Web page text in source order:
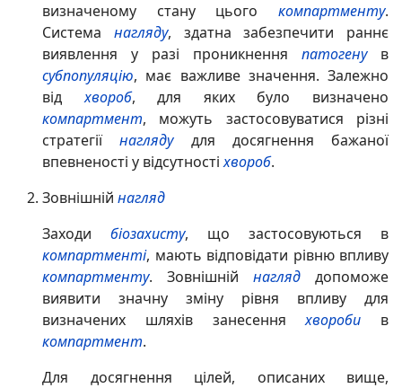
визначеному стану цього компартменту.
Система нагляду, здатна забезпечити раннє
виявлення у разі проникнення патогенув
субпопуляцію, має важливе значення. Залежно
від
хвороб, для яких було визначено
компартмент, можуть застосовуватися різні
стратегіїнаглядудля досягнення бажаної
впевненості у відсутності хвороб.
Зовнішній нагляд
Заходи біозахисту, що застосовуються в
компартменті, мають відповідати рівню впливу
компартменту. Зовнішній нагляд допоможе
виявити значну зміну рівня впливу для
визначених шляхів занесення
хвороби в
компартмент.
Для досягнення цілей, описаних вище,